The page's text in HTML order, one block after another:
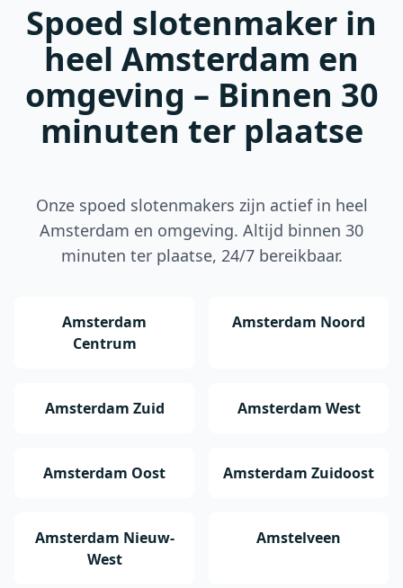
Spoed slotenmaker in
heel Amsterdam en
omgeving – Binnen 30
minuten ter plaatse
Onze spoed slotenmakers zijn actief in heel
Amsterdam en omgeving. Altijd binnen 30
minuten ter plaatse, 24/7 bereikbaar.
Amsterdam
Centrum
Amsterdam Noord
Amsterdam Zuid Amsterdam West
Amsterdam Oost Amsterdam Zuidoost
Amsterdam Nieuw-
West
Amstelveen